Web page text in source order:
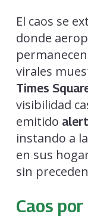
El caos se
donde
virales
Times
visibilidad
emitido
instando a
en sus
sin
Caos